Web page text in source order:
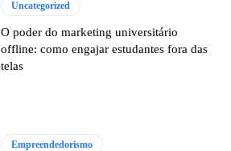
Uncategorized
O poder do marketing universitário
offline: como engajar estudantes fora das
telas
Empreendedorismo